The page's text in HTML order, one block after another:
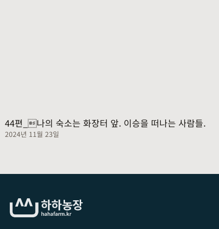
44편_나의 숙소는 화장터 앞. 이승을 떠나는 사람들.
2024년 11월 23일